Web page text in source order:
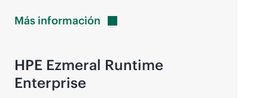
Más información
HPE Ezmeral Runtime
Enterprise